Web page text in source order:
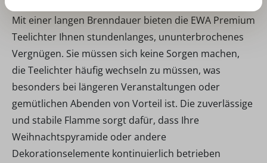
Mit einer langen Brenndauer bieten die EWA Premium
Teelichter Ihnen stundenlanges, ununterbrochenes
Vergnügen. Sie müssen sich keine Sorgen machen,
die Teelichter häufig wechseln zu müssen, was
besonders bei längeren Veranstaltungen oder
gemütlichen Abenden von Vorteil ist. Die zuverlässige
und stabile Flamme sorgt dafür, dass Ihre
Weihnachtspyramide oder andere
Dekorationselemente kontinuierlich betrieben